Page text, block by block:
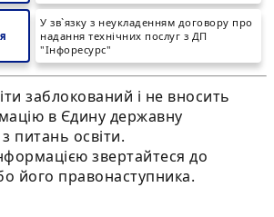
У зв`язку з неукладенням договору про
надання технічних послуг з ДП
"Інфоресурс"
заблокований і не вносить
в Єдину державну
питань освіти.
звертайтеся до
його правонаступника.